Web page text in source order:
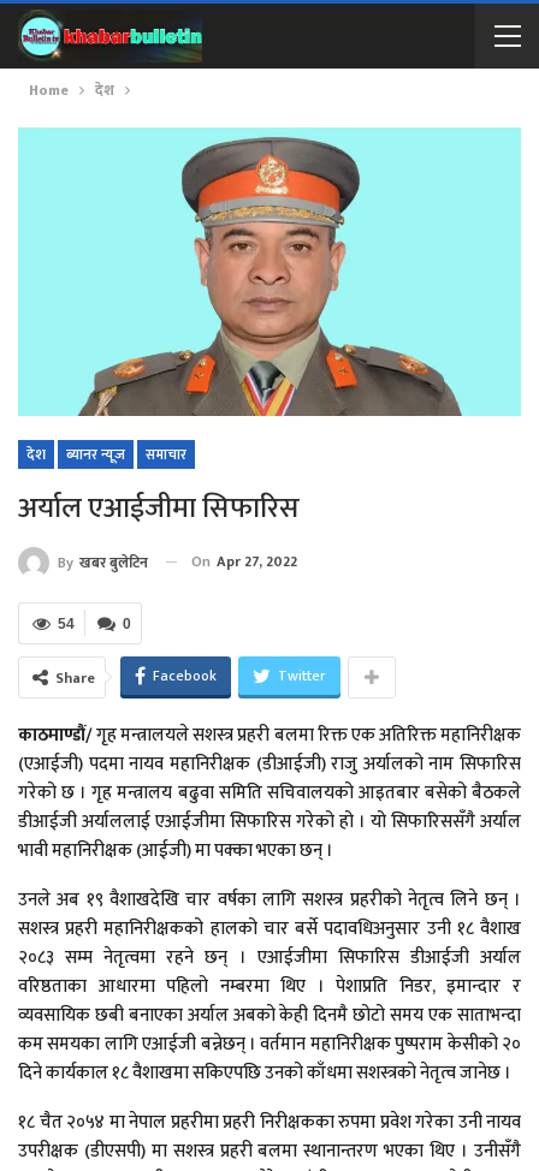
Home देश
देश ब्यानर न्यूज समाचार
अर्याल एआईजीमा सिफारिस
By खबर बुलेटिन On Apr 27, 2022
0
54
Share Facebook Twitter
काठमाण्डौं/गृह मन्त्रालयले सशस्त्र प्रहरी बलमा रिक्त एक अतिरिक्त महानिरीक्षक
(एआईजी) पदमा नायव महानिरीक्षक (डीआईजी) राजु अर्यालको नाम सिफारिस
गरेको छ । गृह मन्त्रालय बढुवा समिति सचिवालयको आइतबार बसेको बैठकले
डीआईजी अर्याललाई एआईजीमा सिफारिस गरेको हो । यो सिफारिससँगै अर्याल
भावी महानिरीक्षक (आईजी) मा पक्का भएका छन् ।
उनले अब १९ वैशाखदेखि चार वर्षका लागि सशस्त्र प्रहरीको नेतृत्व लिने छन् ।
सशस्त्र प्रहरी महानिरीक्षकको हालको चार बर्से पदावधिअनुसार उनी १८ वैशाख
२०८३ सम्म नेतृत्वमा रहने छन् । एआईजीमा सिफारिस डीआईजी अर्याल
वरिष्ठताका आधारमा पहिलो नम्बरमा थिए । पेशाप्रति निडर, इमान्दार र
व्यवसायिक छबी बनाएका अर्याल अबको केही दिनमै छोटो समय एक साताभन्दा
कम समयका लागि एआईजी बन्नेछन् । वर्तमान महानिरीक्षक पुष्पराम केसीको २०
दिने कार्यकाल १८ वैशाखमा सकिएपछि उनको काँधमा सशस्त्रको नेतृत्व जानेछ ।
१८ चैत २०५४ मा नेपाल प्रहरीमा प्रहरी निरीक्षकका रुपमा प्रवेश गरेका उनी नायव
उपरीक्षक (डीएसपी) मा सशस्त्र प्रहरी बलमा स्थानान्तरण भएका थिए । उनीसँगै